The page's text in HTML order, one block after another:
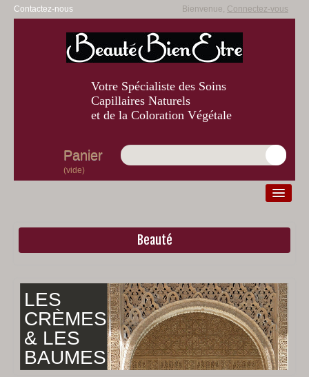
Contactez-nous Bienvenue, Connectez-vous
Votre Spécialiste des Soins
Capillaires Naturels
et de la Coloration Végétale
Panier
(vide)
Bien-être
Santé
Nouveautés
Livre d'Or
Beauté
LES
CRÈMES
& LES
BAUMES